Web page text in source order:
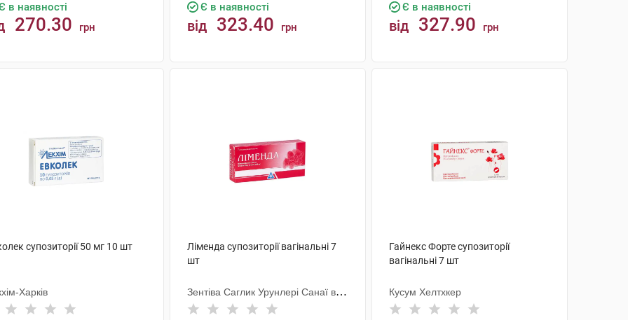
в наявності
270.30 грн
Є в наявності
від 323.40 грн
Є в наявності
від 327.90 грн
супозиторії 50 мг 10 шт
Харків
Ліменда супозиторії вагінальні 7
шт
Зентіва Саглик Урунлері Санаї ве
Тіджарет А.Ш
Гайнекс Форте супозиторії
вагінальні 7 шт
Кусум Хелтхкер